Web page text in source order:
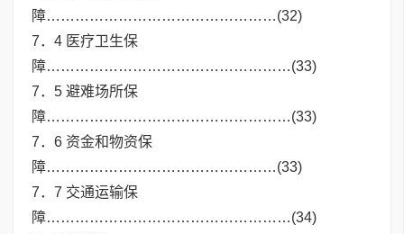
障…………………………………………(32)
7．4 医疗卫生保
障……………………………………………(33)
7．5 避难场所保
障……………………………………………(33)
7．6 资金和物资保
障…………………………………………(33)
7．7 交通运输保
障……………………………………………(34)